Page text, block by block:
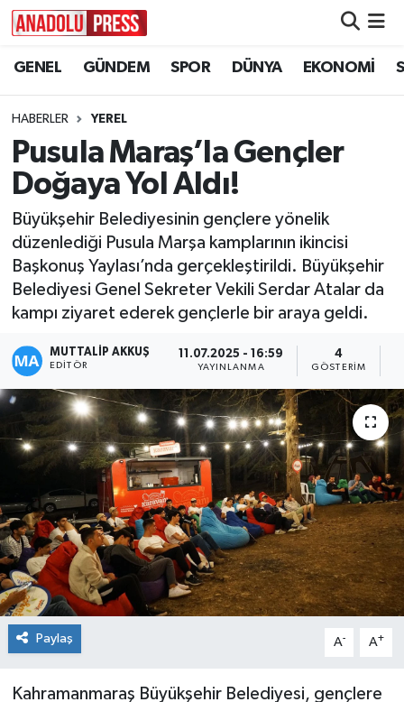
GENEL GÜNDEM SPOR DÜNYA EKONOMİ
HABERLER YEREL
Pusula Maraş’la Gençler
Doğaya Yol Aldı!
Büyükşehir Belediyesinin gençlere yönelik
düzenlediği Pusula Marşa kamplarının ikincisi
Başkonuş Yaylası’nda gerçekleştirildi. Büyükşehir
Belediyesi Genel Sekreter Vekili Serdar Atalar da
kampı ziyaret ederek gençlerle bir araya geldi.
MUTTALİP AKKUŞ
EDITÖR
11.07.2025 - 16:59
YAYINLANMA
4
GÖSTERIM
Paylaş A- A+
Kahramanmaraş Büyükşehir Belediyesi, gençlere
Nöbetçi Eczaneler
Hava Durumu
Namaz Vakitleri
Süper Lig Puan Durumu ve Fikstür
Tüm Manşetler
Son Dakika Haberleri
Haber Arşivi